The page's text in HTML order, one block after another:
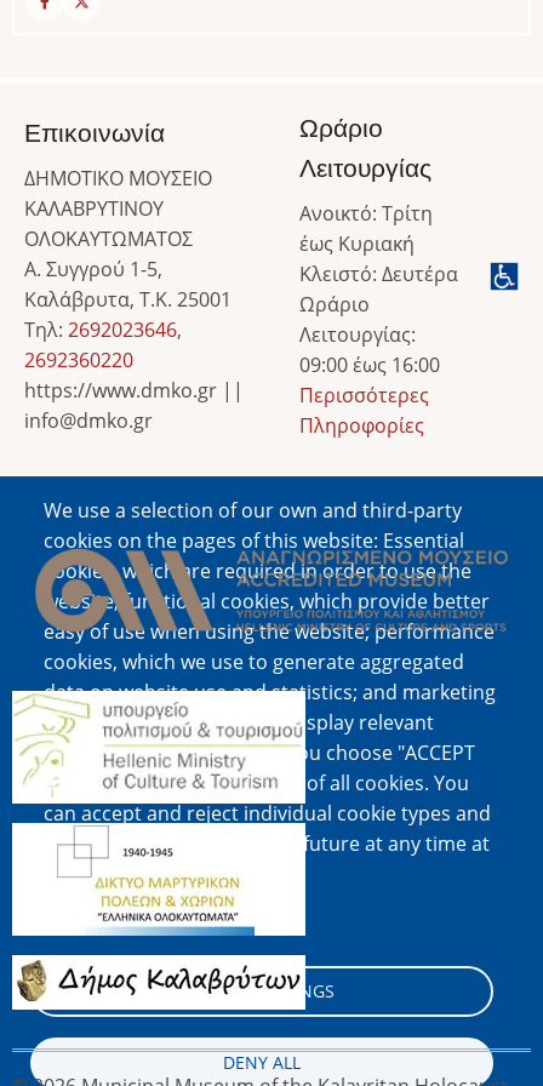
We use a selection of our own and third-party
cookies on the pages of this website: Essential
cookies, which are required in order to use the
website; functional cookies, which provide better
easy of use when using the website; performance
cookies, which we use to generate aggregated
data on website use and statistics; and marketing
cookies, which are used to display relevant
content and advertising. If you choose "ACCEPT
ALL", you consent to the use of all cookies. You
can accept and reject individual cookie types and
revoke your consent for the future at any time at
"Settings".
Cookie documentation
COOKIE SETTINGS
DENY ALL
Επικοινωνία
ΔΗΜΟΤΙΚΟ ΜΟΥΣΕΙΟ
ΚΑΛΑΒΡΥΤΙΝΟΥ
ΟΛΟΚΑΥΤΩΜΑΤΟΣ
Α. Συγγρού 1-5,
Καλάβρυτα, Τ.Κ. 25001
Τηλ: 2692023646,
2692360220
https://www.dmko.gr ||
info@dmko.gr
Ωράριο
Λειτουργίας
Ανοικτό: Τρίτη
έως Κυριακή
Κλειστό: Δευτέρα
Ωράριο
Λειτουργίας:
09:00 έως 16:00
Περισσότερες
Πληροφορίες
Image
Image
Image
Image